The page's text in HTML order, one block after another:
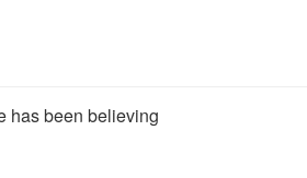
has been believing